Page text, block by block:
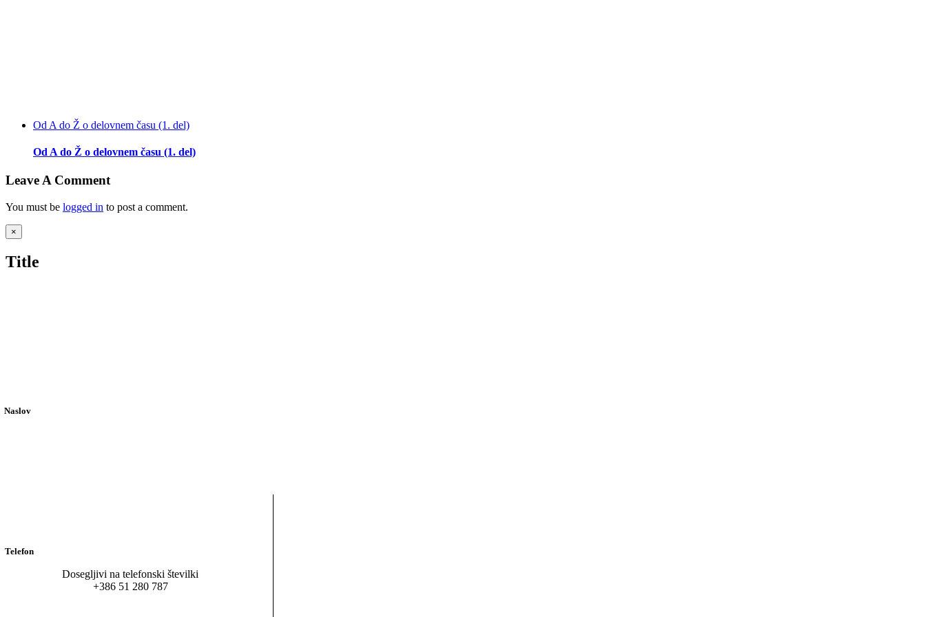
Od A do Ž o delovnem času (1. del)
Od A do Ž o delovnem času (1. del)
Leave A Comment
You must be logged in to post a comment.
Close
product
view
×
Title
Naslov
Telefon
Dosegljivi na telefonski številki
+386 51 280 787